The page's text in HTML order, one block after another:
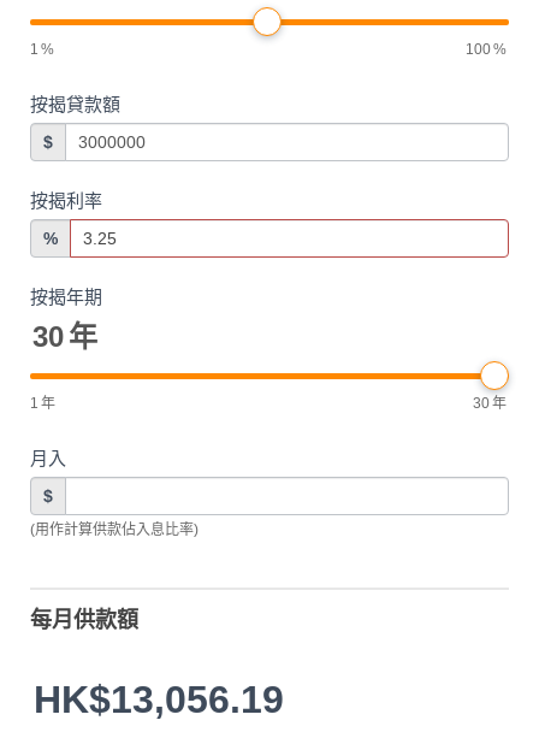
1 % 100%
按揭貸款額
$
按揭利率
%
按揭年期
30年
1 年 30年
月入
$
(用作計算供款佔入息比率)
每月供款額
HK$13,056.19